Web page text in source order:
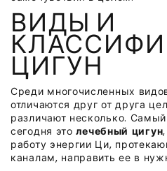
ВИДЫ И
ЦИГУН
Среди многочисленных
отличаются друг от друга
различают несколько.
сегодня этолечебный цигун
работу энергии Ци,
каналам, направить ее в